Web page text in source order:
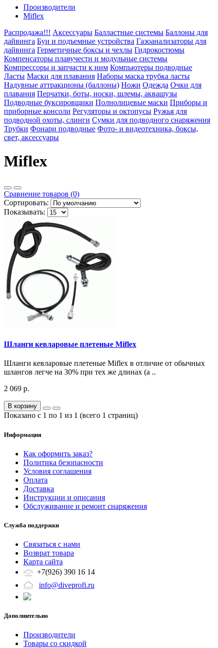
Производители
Miflex
Распродажа!!! Аксессуары Балластные системы Баллоны для
дайвинга Буи и подъемные устройства Газоанализаторы для
дайвинга Герметичные боксы и чехлы Гидрокостюмы
Компенсаторы плавучести и модульные системы
Компрессоры и запчасти к ним Компьютеры подводные
Ласты Маски для плавания Наборы маска трубка ласты
Надувные аттракционы (баллоны) Ножи Одежда Очки для
плавания Перчатки, боты, носки, шлемы, аквашузы
Подводные буксировщики Полнолицевые маски Приборы и
приборные консоли Регуляторы и октопусы Ружья для
подводной охоты, слинги Сумки для подводного снаряжения
Трубки Фонари подводные Фото- и видеотехника, боксы,
свет, аксессуары
Miflex
Сравнение товаров (0)
Сортировать:
Показывать:
Шланги кевларовые плетеные Miflex
Шланги кевларовые плетеные Miflex в отличие от обычных
шлангов легче на 30% при тех же длинах (а ..
2 069 р.
В корзину
Показано с 1 по 1 из 1 (всего 1 страниц)
Информация
Как оформить заказ?
Политика безопасности
Условия соглашения
Оплата
Доставка
Инструкции и описания
Обслуживание и ремонт снаряжения
Служба поддержки
Связаться с нами
Возврат товара
Карта сайта
+7(926) 390 16 14
info@diveprofi.ru
Дополнительно
Производители
Товары со скидкой